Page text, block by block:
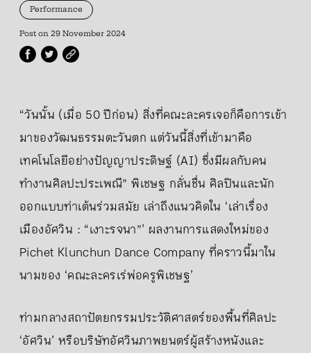
Performance
Post on 29 November 2024
“วันนั้น (เมื่อ 50 ปีก่อน) สิ่งที่คณะละครเจอก็คือการเข้า
มาของวัฒนธรรมตะวันตก แต่วันนี้สิ่งที่เข้ามาคือ
เทคโนโลยีอย่างปัญญาประดิษฐ์ (AI) ซึ่งมีผลกับคน
ทำงานศิลปะประเพณี” พิเชษฐ กลั่นชื่น ศิลปินและนัก
ออกแบบท่าเต้นร่วมสมัย เล่าถึงแนวคิดใน ‘เล่าเรื่อง
เมืองอัศวิน : “เงาะรจนา”’ ผลงานการแสดงใหม่ของ
Pichet Klunchun Dance Company ที่คราวนี้มาใน
นามของ ‘คณะละครเร่พ่อครูพิเชษฐ’
ท่ามกลางสถาปัตยกรรมประวัติศาสตร์ของพื้นที่ศิลปะ
‘อัศวิน’ หรือบริษัทอัศวินภาพยนตร์ผู้สร้างหนังและ